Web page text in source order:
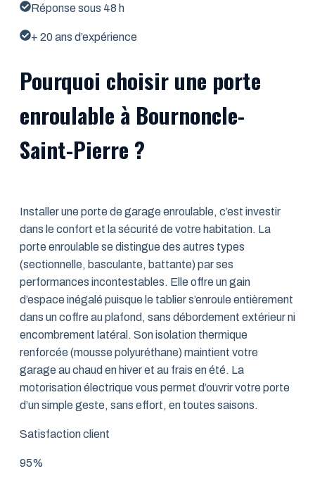
Réponse sous 48 h
+ 20 ans d’expérience
Pourquoi choisir une porte
enroulable à Bournoncle-
Saint-Pierre ?
Installer une porte de garage enroulable, c’est investir
dans le confort et la sécurité de votre habitation. La
porte enroulable se distingue des autres types
(sectionnelle, basculante, battante) par ses
performances incontestables. Elle offre un gain
d’espace inégalé puisque le tablier s’enroule entièrement
dans un coffre au plafond, sans débordement extérieur ni
encombrement latéral. Son isolation thermique
renforcée (mousse polyuréthane) maintient votre
garage au chaud en hiver et au frais en été. La
motorisation électrique vous permet d’ouvrir votre porte
d’un simple geste, sans effort, en toutes saisons.
Satisfaction client
95%